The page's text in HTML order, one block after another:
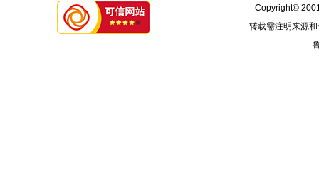
Copyright©
转载需注明来源